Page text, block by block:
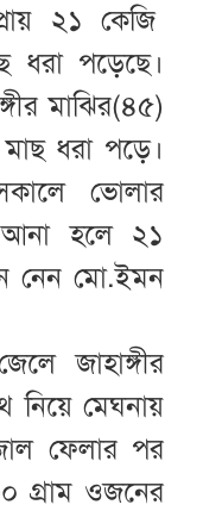
২১ কেজি
ধরা পড়েছে।
মাঝির(৪৫)
ধরা পড়ে।
ভোলার
আনা হলে ২১
নেন মো.ইমন
জাহাঙ্গীর
নিয়ে মেঘনায়
ফেলার পর
গ্রাম ওজনের